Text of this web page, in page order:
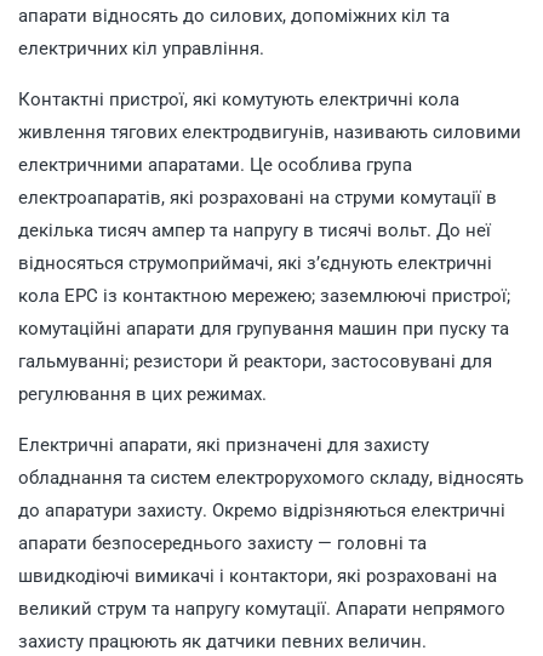
апарати відносять до силових, допоміжних кіл та
електричних кіл управління.
Контактні пристрої, які комутують електричні кола
живлення тягових електродвигунів, називають силовими
електричними апаратами. Це особлива група
електроапаратів, які розраховані на струми комутації в
декілька тисяч ампер та напругу в тисячі вольт. До неї
відносяться струмоприймачі, які з’єднують електричні
кола ЕРС із контактною мережею; заземлюючі пристрої;
комутаційні апарати для групування машин при пуску та
гальмуванні; резистори й реактори, застосовувані для
регулювання в цих режимах.
Електричні апарати, які призначені для захисту
обладнання та систем електрорухомого складу, відносять
до апаратури захисту. Окремо відрізняються електричні
апарати безпосереднього захисту — головні та
швидкодіючі вимикачі і контактори, які розраховані на
великий струм та напругу комутації. Апарати непрямого
захисту працюють як датчики певних величин.